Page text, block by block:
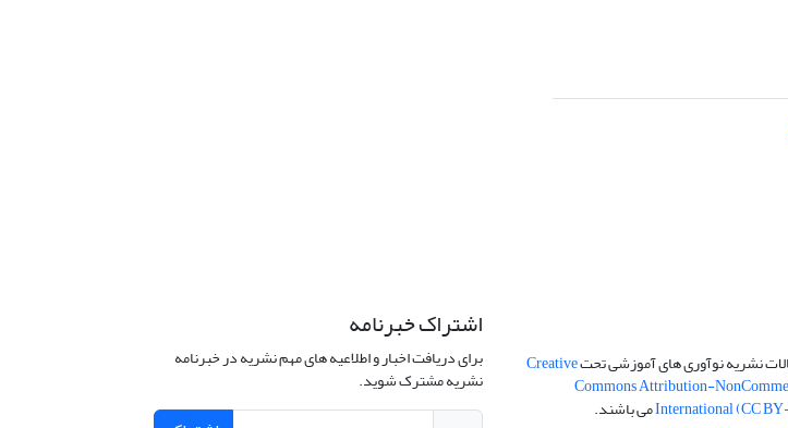
نشریه نوآوری های آموزشی تحتCreative
Commons Attribution-
International (CCمی باشند.
اشتراک خبرنامه
برای دریافت اخبار و اطلاعیه های مهم نشریه در خبرنامه
نشریه مشترک شوید.